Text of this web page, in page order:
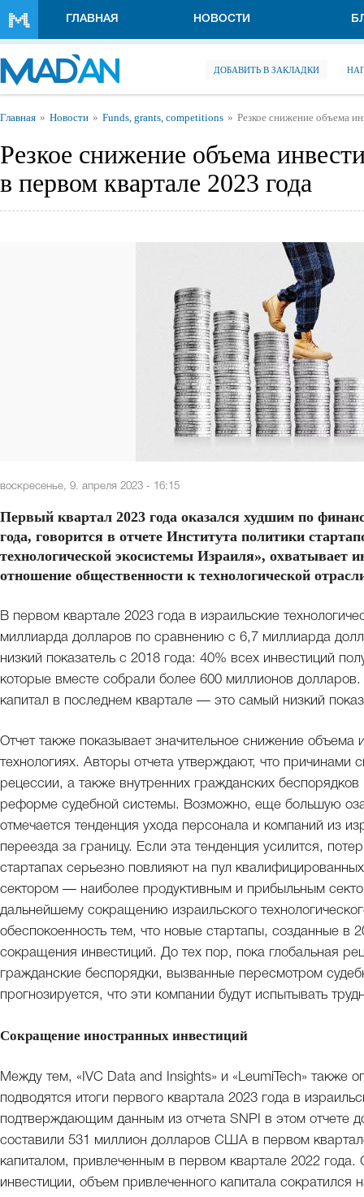
ГЛАВНАЯ НОВОСТИ
ДОБАВИТЬ В ЗАКЛАДКИ
Вы здесь
Главная Новости Funds, grants, competitions Резкое снижение объема
Резкое снижение объема
в первом квартале 2023 года
воскресенье, 9. апреля 2023 - 16:15
Первый квартал 2023 года оказался худшим по
года, говорится в отчете Института политики
технологической экосистемы Израиля», охватывает
отношение общественности к технологической
В первом квартале 2023 года в израильские
миллиарда долларов по сравнению с 6,7 миллиарда
низкий показатель с 2018 года: 40% всех инвестиций
которые вместе собрали более 600 миллионов
капитал в последнем квартале — это самый низкий
Отчет также показывает значительное снижение объема
технологиях. Авторы отчета утверждают, что причинами
рецессии, а также внутренних гражданских
реформе судебной системы. Возможно, еще большую
отмечается тенденция ухода персонала и компаний из
переезда за границу. Если эта тенденция усилится,
стартапах серьезно повлияют на пул
сектором — наиболее продуктивным и прибыльным
дальнейшему сокращению израильского
обеспокоенность тем, что новые стартапы, созданные в
сокращения инвестиций. До тех пор, пока глобальная
гражданские беспорядки, вызванные пересмотром
прогнозируется, что эти компании будут испытывать
Сокращение иностранных инвестиций
Между тем, «IVC Data and Insights» и «LeumiTech» также
подводятся итоги первого квартала 2023 года в
подтверждающим данным из отчета SNPI в этом отчете
составили 531 миллион долларов США в первом
капиталом, привлеченным в первом квартале 2022 года.
инвестиции, объем привлеченного капитала